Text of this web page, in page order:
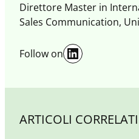
Direttore Master in
Sales Communication,
Follow on LinkedIn
ARTICOLI CORRELATI